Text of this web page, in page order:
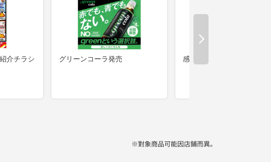
※對象商品可能因店鋪而異。